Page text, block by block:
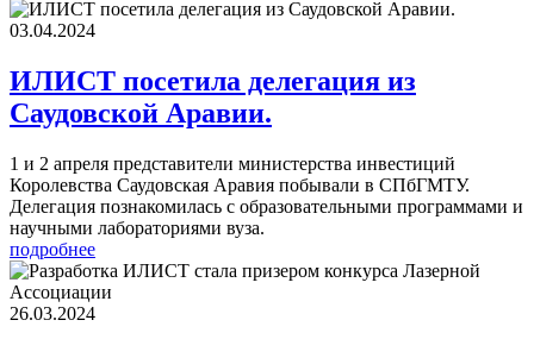
03.04.2024
ИЛИСТ посетила делегация из
Саудовской Аравии.
1 и 2 апреля представители министерства инвестиций
Королевства Саудовская Аравия побывали в СПбГМТУ.
Делегация познакомилась с образовательными программами и
научными лабораториями вуза.
подробнее
26.03.2024